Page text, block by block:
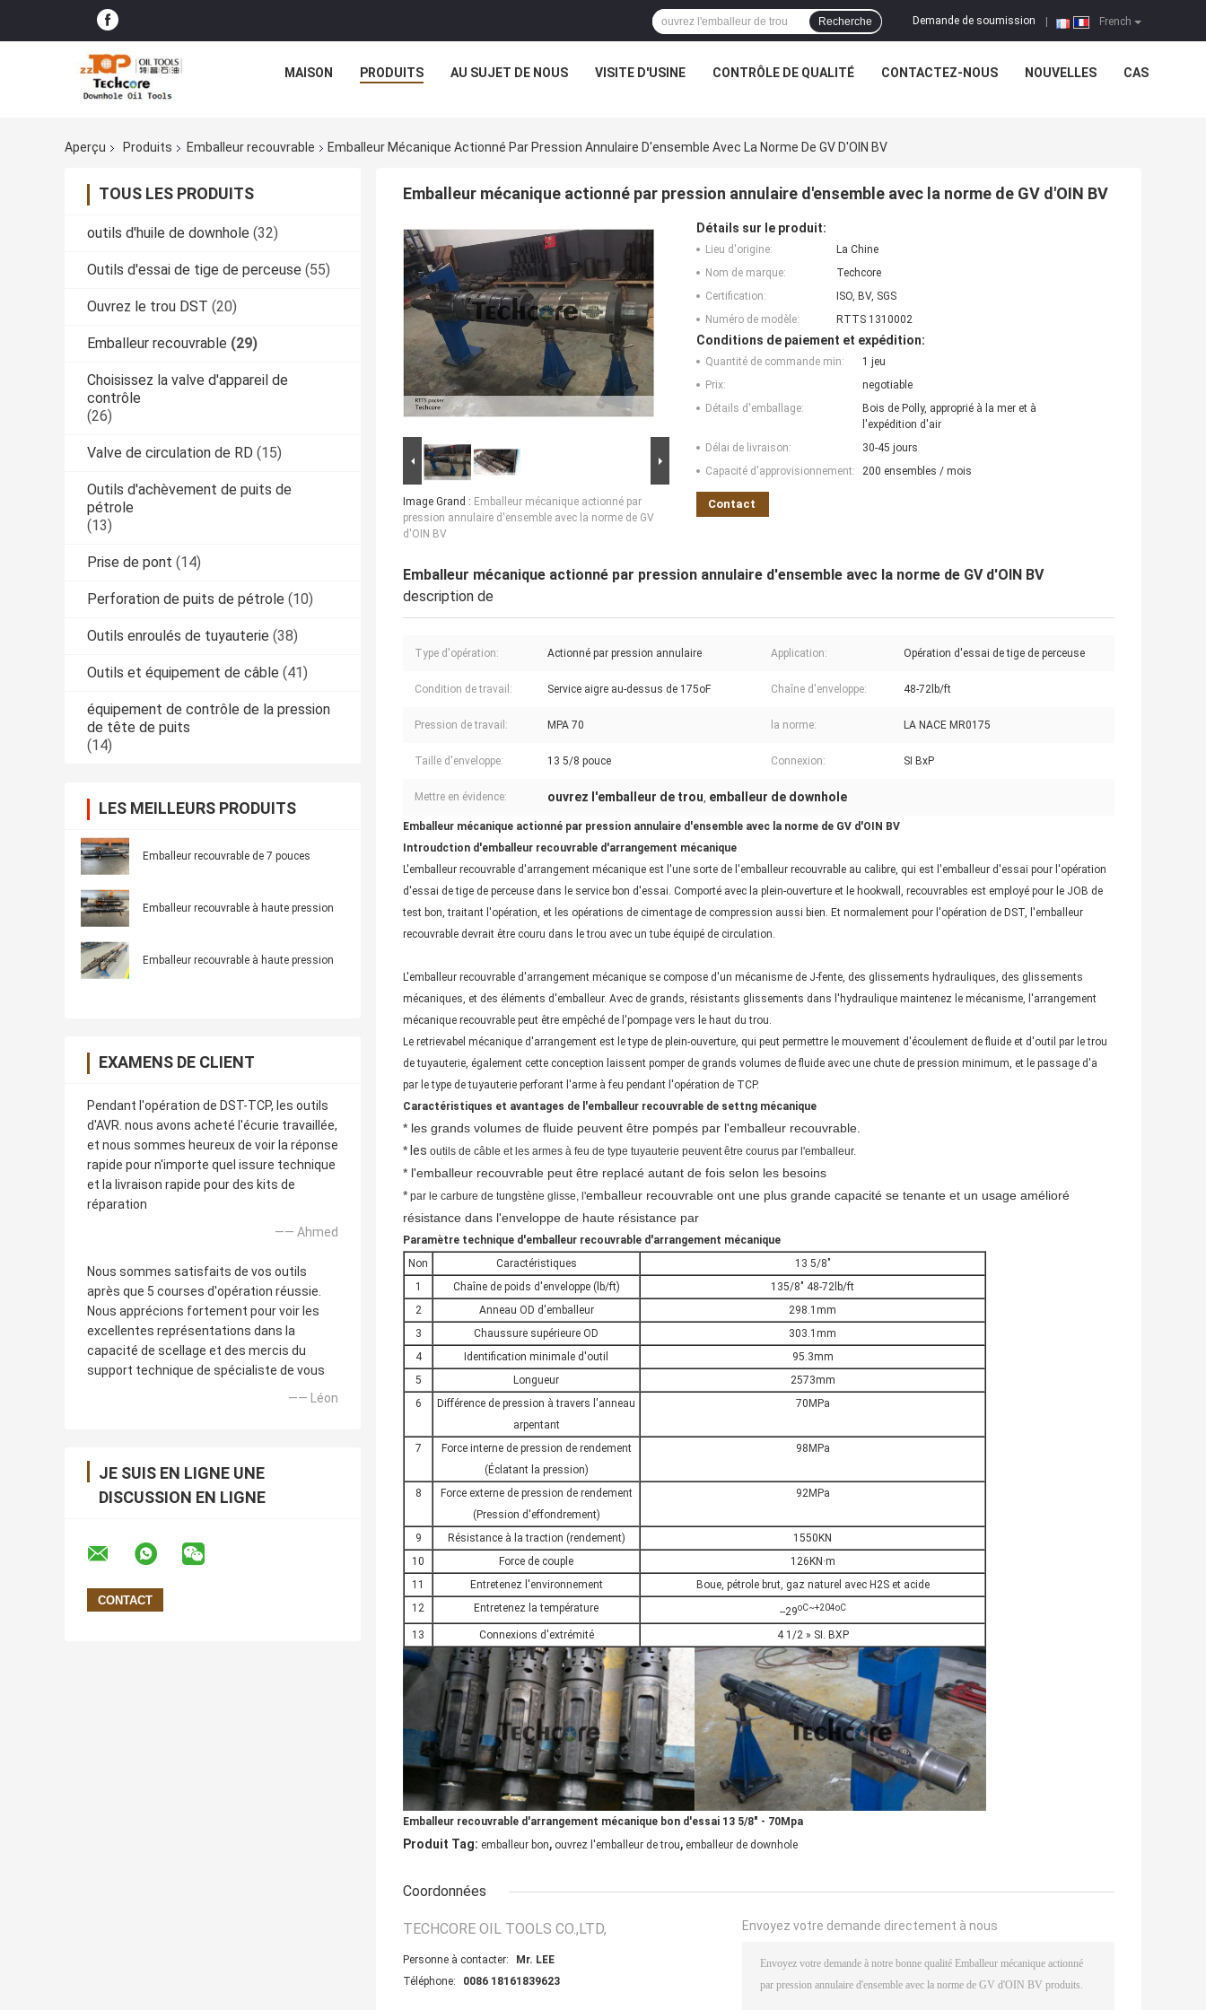
French
Demande de soumission
Recherche
MAISON PRODUITS AU SUJET DE NOUS VISITE D'USINE CONTRÔLE DE QUALITÉ CONTACTEZ-NOUS NOUVELLES CAS
Aperçu Produits Emballeur recouvrable Emballeur Mécanique Actionné Par Pression Annulaire D'ensemble Avec La Norme De GV D'OIN BV
TOUS LES PRODUITS
outils d'huile de downhole (32)
Outils d'essai de tige de perceuse (55)
Ouvrez le trou DST (20)
Emballeur recouvrable (29)
Choisissez la valve d'appareil de
contrôle
(26)
Valve de circulation de RD (15)
Outils d'achèvement de puits de
pétrole
(13)
Prise de pont (14)
Perforation de puits de pétrole (10)
Outils enroulés de tuyauterie (38)
Outils et équipement de câble (41)
équipement de contrôle de la pression
de tête de puits
(14)
LES MEILLEURS PRODUITS
Emballeur recouvrable de 7 pouces
Emballeur recouvrable à haute pression
Emballeur recouvrable à haute pression
EXAMENS DE CLIENT
Pendant l'opération de DST-TCP, les outils
d'AVR. nous avons acheté l'écurie travaillée,
et nous sommes heureux de voir la réponse
rapide pour n'importe quel issure technique
et la livraison rapide pour des kits de
réparation
—— Ahmed
Nous sommes satisfaits de vos outils
après que 5 courses d'opération réussie.
Nous apprécions fortement pour voir les
excellentes représentations dans la
capacité de scellage et des mercis du
support technique de spécialiste de vous
—— Léon
JE SUIS EN LIGNE UNE
DISCUSSION EN LIGNE
Emballeur mécanique actionné par pression annulaire d'ensemble avec la norme de GV d'OIN BV
Image Grand : Emballeur mécanique actionné par
pression annulaire d'ensemble avec la norme de GV
d'OIN BV
Détails sur le produit:
Lieu d'origine:
La Chine
Nom de marque:
Techcore
Certification:
ISO, BV, SGS
Numéro de modèle:
RTTS 1310002
Conditions de paiement et expédition:
Quantité de commande min:
1 jeu
Prix:
negotiable
Détails d'emballage:
Bois de Polly, approprié à la mer et à
l'expédition d'air
Délai de livraison:
30-45 jours
Capacité d'approvisionnement:
200 ensembles / mois
Contact
Emballeur mécanique actionné par pression annulaire d'ensemble avec la norme de GV d'OIN BV
description de
Type d'opération: Actionné par pression annulaire Application: Opération d'essai de tige de perceuse
Condition de travail: Service aigre au-dessus de 175oF Chaîne d'enveloppe: 48-72lb/ft
Pression de travail: MPA 70 la norme: LA NACE MR0175
Taille d'enveloppe: 13 5/8 pouce Connexion: SI BxP
Mettre en évidence: ouvrez l'emballeur de trou, emballeur de downhole
Emballeur mécanique actionné par pression annulaire d'ensemble avec la norme de GV d'OIN BV
Introudction d'emballeur recouvrable d'arrangement mécanique
L'emballeur recouvrable d'arrangement mécanique est l'une sorte de l'emballeur recouvrable au calibre, qui est l'emballeur d'essai pour l'opération
d'essai de tige de perceuse dans le service bon d'essai. Comporté avec la plein-ouverture et le hookwall, recouvrables est employé pour le JOB de
test bon, traitant l'opération, et les opérations de cimentage de compression aussi bien. Et normalement pour l'opération de DST, l'emballeur
recouvrable devrait être couru dans le trou avec un tube équipé de circulation.
L'emballeur recouvrable d'arrangement mécanique se compose d'un mécanisme de J-fente, des glissements hydrauliques, des glissements
mécaniques, et des éléments d'emballeur. Avec de grands, résistants glissements dans l'hydraulique maintenez le mécanisme, l'arrangement
mécanique recouvrable peut être empêché de l'pompage vers le haut du trou.
Le retrievabel mécanique d'arrangement est le type de plein-ouverture, qui peut permettre le mouvement d'écoulement de fluide et d'outil par le trou
de tuyauterie, également cette conception laissent pomper de grands volumes de fluide avec une chute de pression minimum, et le passage d'a
par le type de tuyauterie perforant l'arme à feu pendant l'opération de TCP.
Caractéristiques et avantages de l'emballeur recouvrable de settng mécanique
* les grands volumes de fluide peuvent être pompés par l'emballeur recouvrable.
* les outils de câble et les armes à feu de type tuyauterie peuvent être courus par l'emballeur.
* l'emballeur recouvrable peut être replacé autant de fois selon les besoins
* par le carbure de tungstène glisse, l'emballeur recouvrable ont une plus grande capacité se tenante et un usage amélioré
résistance dans l'enveloppe de haute résistance par
Paramètre technique d'emballeur recouvrable d'arrangement mécanique
Non
Caractéristiques
13 5/8"
1
Chaîne de poids d'enveloppe (lb/ft)
135/8" 48-72lb/ft
2
Anneau OD d'emballeur
298.1mm
3
Chaussure supérieure OD
303.1mm
4
Identification minimale d'outil
95.3mm
5
Longueur
2573mm
6
Différence de pression à travers l'anneau
arpentant
70MPa
7
Force interne de pression de rendement
(Éclatant la pression)
98MPa
8
Force externe de pression de rendement
(Pression d'effondrement)
92MPa
9 Résistance à la traction (rendement)
1550KN
10
Force de couple
126KN·m
11
Entretenez l'environnement
Boue, pétrole brut, gaz naturel avec H2S et acide
12
Entretenez la température --29oC~+204oC
13 Connexions d'extrémité 4 1/2 » SI. BXP
Emballeur recouvrable d'arrangement mécanique bon d'essai 13 5/8" - 70Mpa
Produit Tag: emballeur bon, ouvrez l'emballeur de trou, emballeur de downhole
Coordonnées
TECHCORE OIL TOOLS CO.,LTD,
Personne à contacter:
Mr. LEE
Téléphone:
0086 18161839623
Envoyez votre demande directement à nous